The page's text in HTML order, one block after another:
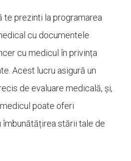
te prezinti la programarea
cu documentele
cu medicul în privința
Acest lucru asigură un
de evaluare medicală, și,
poate oferi
stării tale de